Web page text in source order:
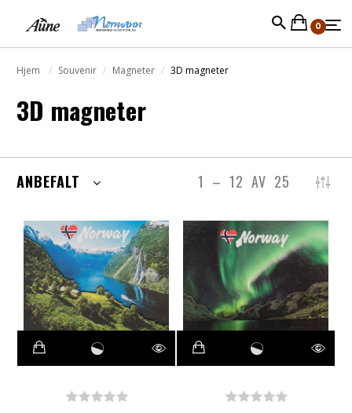
0
Hjem Souvenir Magneter 3D magneter
3D magneter
1 – 12 AV 25
ANBEFALT